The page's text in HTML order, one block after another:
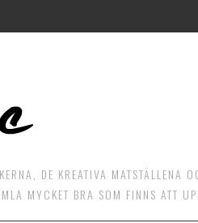
DE KREATIVA MATSTÄLLENA
MYCKET BRA SOM FINNS ATT